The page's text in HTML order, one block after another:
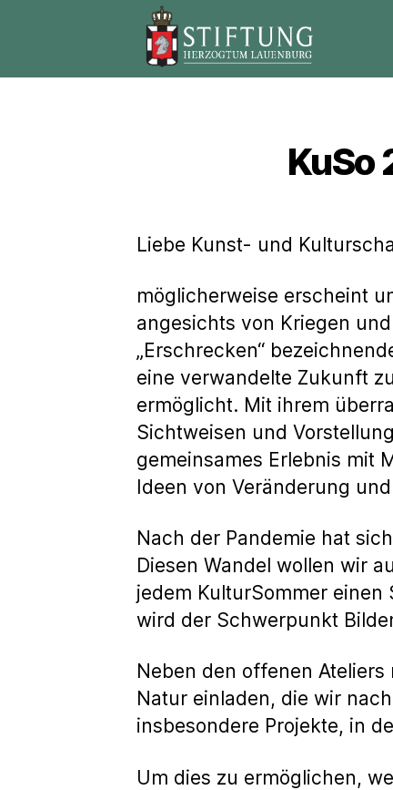
Stiftung
KuSo
Liebe Kunst- und
möglicherweise erscheint
angesichts von Kriegen
„Erschrecken“
eine verwandelte Zukunft
ermöglicht. Mit ihrem
Sichtweisen und
gemeinsames Erlebnis mit
Ideen von Veränderung
Nach der Pandemie hat
Diesen Wandel wollen wir
jedem KulturSommer
wird der Schwerpunkt
Neben den offenen
Natur einladen, die wir
insbesondere Projekte, in
Um dies zu ermöglichen,